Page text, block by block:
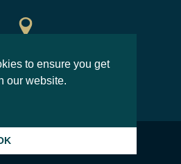
merania SAV, v.v.i.
to ensure you get
our website.